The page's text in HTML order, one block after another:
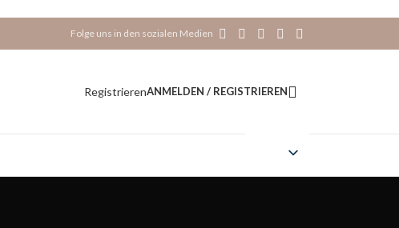
Folge uns in den sozialen Medien
RegistrierenANMELDEN / REGISTRIEREN